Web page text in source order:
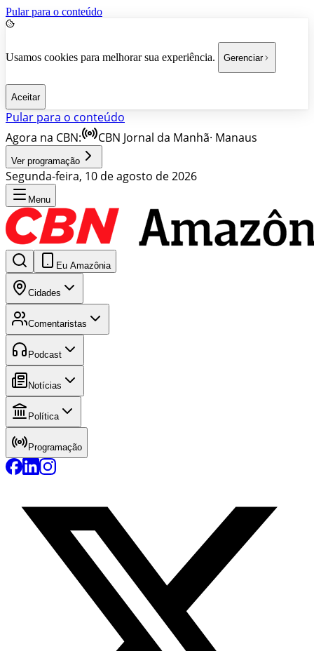
Pular para o conteúdo
Usamos cookies para melhorar sua experiência. Gerenciar
Aceitar
Pular para o conteúdo
Agora na CBN:
CBN Jornal da Manhã· Manaus
Ver programação
Segunda-feira, 10 de agosto de 2026
Menu
Eu Amazônia
Cidades
Comentaristas
Podcast
Notícias
Política
Programação